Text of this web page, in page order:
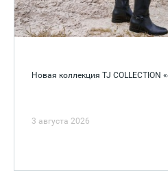
Новая коллекция TJ COLLECTION
3 августа 2026